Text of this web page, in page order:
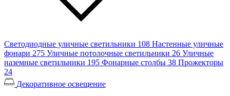
Светодиодные уличные светильники 108 Настенные уличные
фонари 275 Уличные потолочные светильники 26 Уличные
наземные светильники 195 Фонарные столбы 38 Прожекторы
24
Декоративное освещение